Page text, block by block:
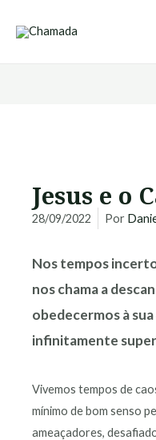
para
Jesus e o
28/09/2022 Por
Nos tempos
nos chama a
obedecermos à
infinitamente
Vivemos tempos de
mínimo de bom senso
ameaçadores,